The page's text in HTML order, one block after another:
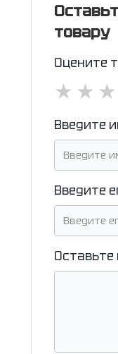
товару
Оцените
★
★
★
Введите
Введите